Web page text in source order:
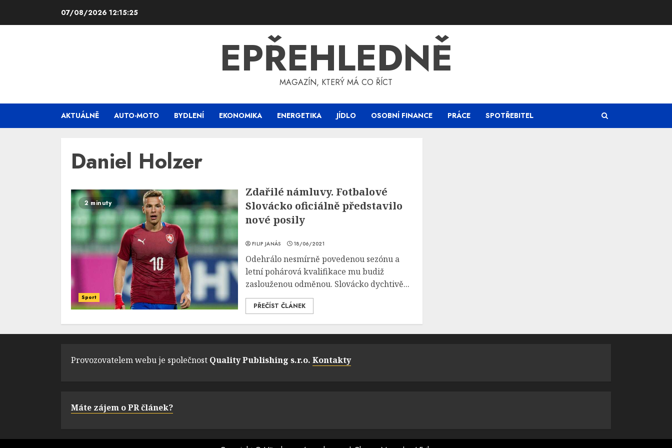
07/08/2026 12:15:26
EPŘEHLEDNĚ
MAGAZÍN, KTERÝ MÁ CO ŘÍCT
AKTUÁLNĚ AUTO-MOTO BYDLENÍ EKONOMIKA ENERGETIKA JÍDLO OSOBNÍ FINANCE PRÁCE SPOTŘEBITEL
Daniel Holzer
2 minuty
Sport
Zdařilé námluvy. Fotbalové
Slovácko oficiálně představilo
nové posily
FILIP JANÁS 18/06/2021
Odehrálo nesmírně povedenou sezónu a
letní pohárová kvalifikace mu budiž
zaslouženou odměnou. Slovácko dychtivě...
PŘEČÍST ČLÁNEK
Provozovatelem webu je společnost Quality Publishing s.r.o. Kontakty
Máte zájem o PR článek?